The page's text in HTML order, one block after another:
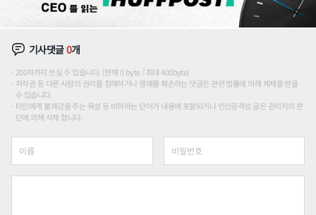
기사댓글0개
200자까지 쓰실 수 있습니다. (현재 0 byte / 최대 400byte)
저작권 등 다른 사람의 권리를 침해하거나 명예를 훼손하는 댓글은 관련 법률에 의해 제재를 받을
수 있습니다.
타인에게 불쾌감을 주는 욕설 등 비하하는 단어가 내용에 포함되거나 인신공격성 글은 관리자의 판
단에 의해 삭제 합니다.